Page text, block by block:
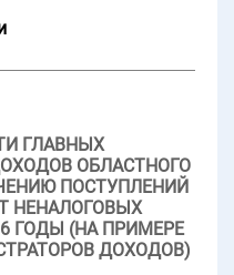
ГЛАВНЫХ
ОБЛАСТНОГО
ПОСТУПЛЕНИЙ
НЕНАЛОГОВЫХ
ГОДЫ (НА ПРИМЕРЕ
ДОХОДОВ)